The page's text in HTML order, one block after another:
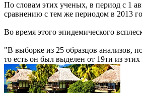
По словам этих ученых, в период с 1
сравнению с тем же периодом в 2013
Во время этого эпидемического
"В выборке из 25 образцов анализов,
то есть он был выделен от 19ти из